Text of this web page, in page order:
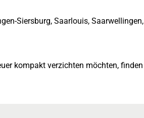
Siersburg, Saarlouis, Saarwellingen,
kompakt verzichten möchten, finden